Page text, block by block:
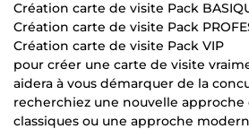
Création carte de visite Pack
Création carte de visite Pack
Création carte de visite Pack VIP
pour créer une carte de visite
aidera à vous démarquer de la
recherchiez une nouvelle approche
classiques ou une approche